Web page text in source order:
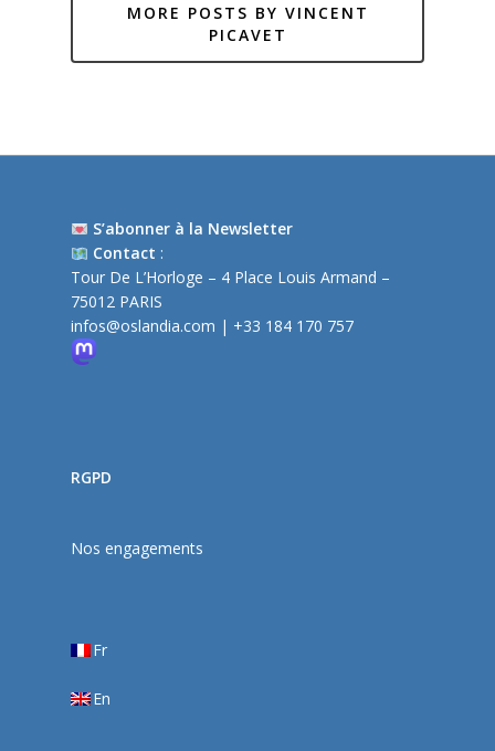
MORE POSTS BY VINCENT
PICAVET
S’abonner à la Newsletter
Contact :
Tour De L’Horloge – 4 Place Louis Armand –
75012 PARIS
infos@oslandia.com | +33 184 170 757
RGPD
Nos engagements
Fr
En